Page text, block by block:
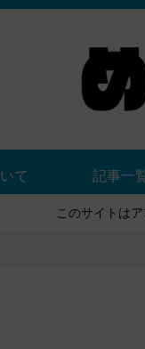
て 記事一
このサイトは